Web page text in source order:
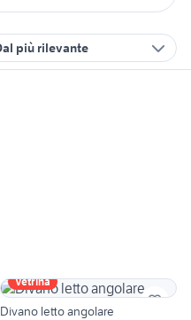
più rilevante
Vetrina
Divano letto angolare